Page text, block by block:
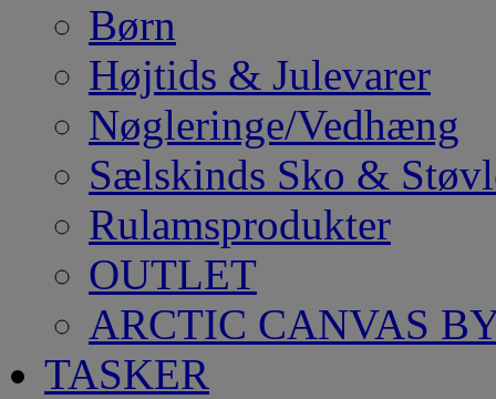
Børn
Højtids & Julevarer
Nøgleringe/Vedhæng
Sælskinds Sko &
Rulamsprodukter
OUTLET
ARCTIC CANVAS
TASKER